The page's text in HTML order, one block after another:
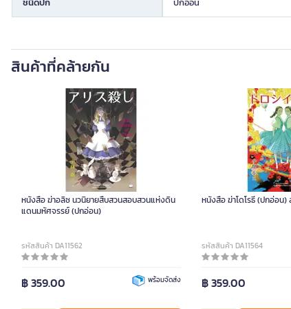
สินค้าที่คล้ายกัน
หนังสือ ฆ่าอลิซ นวนิยายสืบสวนสอบสวนแห่งดิน
แดนมหัศจรรย์ (ปกอ่อน)
รหัสสินค้า DA11562
฿ 359.00 พร้อมจัดส่ง
หนังสือ ฆ่าโดโรธี (ปกอ่อน
รหัสสินค้า DA11564
฿ 359.00